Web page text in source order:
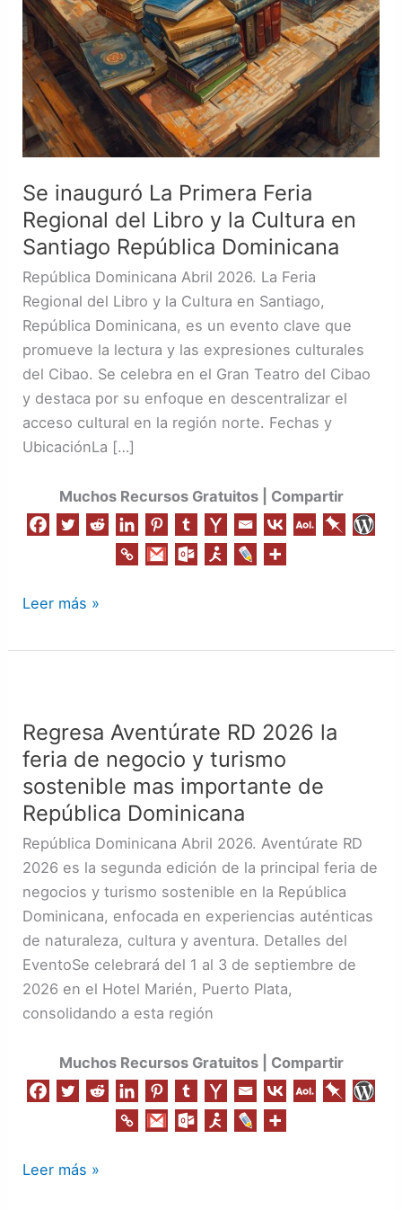
Se inauguró La Primera Feria
Regional del Libro y la Cultura en
Santiago República Dominicana
República Dominicana Abril 2026. La Feria
Regional del Libro y la Cultura en Santiago,
República Dominicana, es un evento clave que
promueve la lectura y las expresiones culturales
del Cibao. Se celebra en el Gran Teatro del Cibao
y destaca por su enfoque en descentralizar el
acceso cultural en la región norte. Fechas y
UbicaciónLa […]
Muchos Recursos Gratuitos | Compartir
y
la
Cultura
en
Santiago
República
Dominicana
Leer más »
Regresa Aventúrate RD 2026 la
feria de negocio y turismo
sostenible mas importante de
República Dominicana
República Dominicana Abril 2026. Aventúrate RD
2026 es la segunda edición de la principal feria de
negocios y turismo sostenible en la República
Dominicana, enfocada en experiencias auténticas
de naturaleza, cultura y aventura. Detalles del
EventoSe celebrará del 1 al 3 de septiembre de
2026 en el Hotel Marién, Puerto Plata,
consolidando a esta región
Muchos Recursos Gratuitos | Compartir
RD
2026
la
feria
negocio
y
turismo
sostenible
mas
importante
de
República
Leer más »